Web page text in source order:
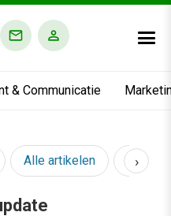
& Communicatie
Alle artikelen AI &
›